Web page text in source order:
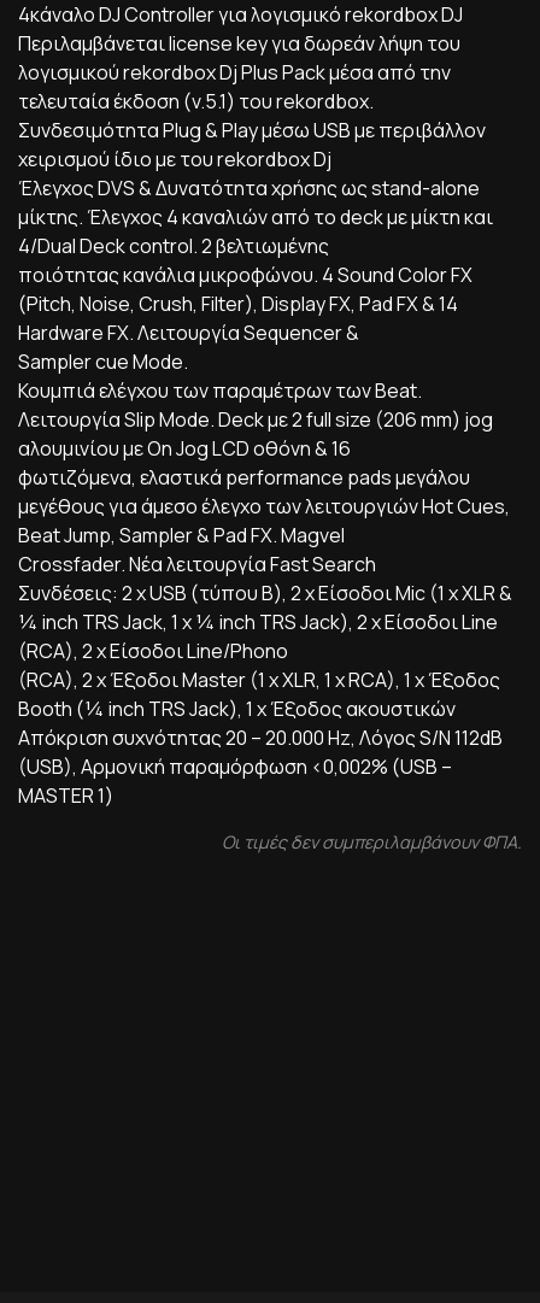
4κάναλο DJ Controller για λογισμικό rekordbox DJ
Περιλαμβάνεται license key για δωρεάν λήψη του
λογισμικού rekordbox Dj Plus Pack μέσα από την
τελευταία έκδοση (v.5.1) του rekordbox.
Συνδεσιμότητα Plug & Play μέσω USB με περιβάλλον
χειρισμού ίδιο με του rekordbox Dj
Έλεγχος DVS & Δυνατότητα χρήσης ως stand-alone
μίκτης. Έλεγχος 4 καναλιών από το deck με μίκτη και
4/Dual Deck control. 2 βελτιωμένης
ποιότητας κανάλια μικροφώνου. 4 Sound Color FX
(Pitch, Noise, Crush, Filter), Display FX, Pad FX & 14
Hardware FX. Λειτουργία Sequencer &
Sampler cue Mode.
Κουμπιά ελέγχου των παραμέτρων των Beat.
Λειτουργία Slip Mode. Deck με 2 full size (206 mm) jog
αλουμινίου με On Jog LCD οθόνη & 16
φωτιζόμενα, ελαστικά performance pads μεγάλου
μεγέθους για άμεσο έλεγχο των λειτουργιών Hot Cues,
Beat Jump, Sampler & Pad FX. Magvel
Crossfader. Νέα λειτουργία Fast Search
Συνδέσεις: 2 x USB (τύπου Β), 2 x Είσοδοι Mic (1 x XLR &
¼ inch TRS Jack, 1 x ¼ inch TRS Jack), 2 x Είσοδοι Line
(RCA), 2 x Είσοδοι Line/Phono
(RCA), 2 x Έξοδοι Master (1 x XLR, 1 x RCA), 1 x Έξοδος
Booth (¼ inch TRS Jack), 1 x Έξοδος ακουστικών
Απόκριση συχνότητας 20 – 20.000 Hz, Λόγος S/N 112dB
(USB), Αρμονική παραμόρφωση <0,002% (USB –
MASTER 1)
Οι τιμές δεν συμπεριλαμβάνουν ΦΠΑ.